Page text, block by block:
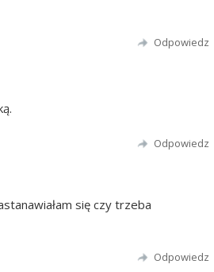
Odpowiedz
Odpowiedz
się czy trzeba
Odpowiedz